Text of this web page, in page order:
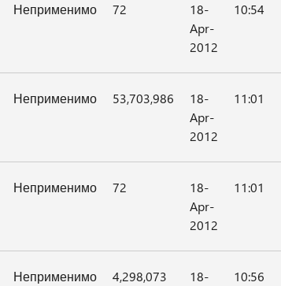
Неприменимо 72
18-
Apr-
2012
10:54
Неприменимо 53,703,986
18-
Apr-
2012
11:01
Неприменимо 72
18-
Apr-
2012
11:01
Неприменимо 4,298,073
18-
10:56